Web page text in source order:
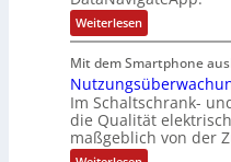
v
e
M
o
m
e
n
t
e
s
h
ä
f
t
è
m
s
:
Q
2
-
e
r
t
r
i
e
b
s
Weiterlesen:
D
r
g
a
n
z
e
Mit dem Smartphone
Im Schaltschrank-
die Qualität
maßgeblich von der